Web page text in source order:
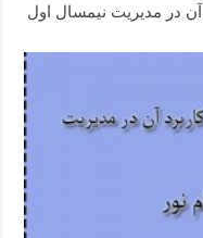
آن در مدیریت نیمسال اول